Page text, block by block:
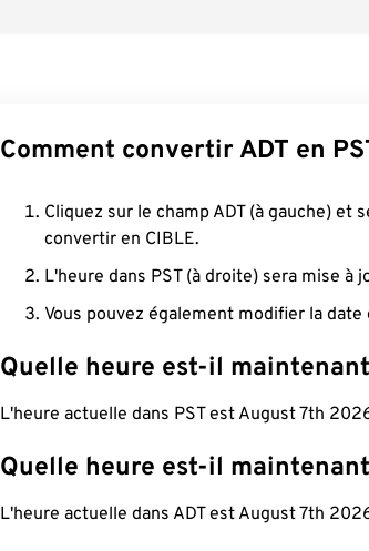
Comment convertir ADT en
Cliquez sur le champ ADT (à gauche)
convertir en CIBLE.
L'heure dans PST (à droite) sera mise à
Vous pouvez également modifier la
Quelle heure est-il
L'heure actuelle dans PST est August 7th
Quelle heure est-il
L'heure actuelle dans ADT est August 7th